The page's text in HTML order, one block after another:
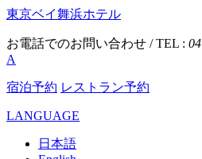
東京ベイ舞浜ホテル
お電話でのお問い合わせ / TEL :
A
宿泊予約 レストラン予約
LANGUAGE
日本語